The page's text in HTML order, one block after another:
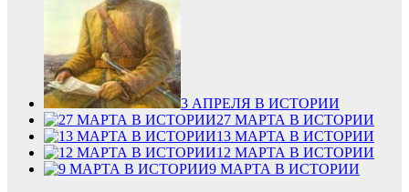
3 АПРЕЛЯ В ИСТОРИИ
27 МАРТА В ИСТОРИИ
13 МАРТА В ИСТОРИИ
12 МАРТА В ИСТОРИИ
9 МАРТА В ИСТОРИИ